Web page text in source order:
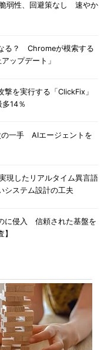
弱性、回避策なし 速やか
る？ Chromeが模索する
ップデート」
を実行する「ClickFix」
14％
の一手 AIエージェントを
現したリアルタイム異言語
ステム設計の工夫
に侵入 信頼された基盤を